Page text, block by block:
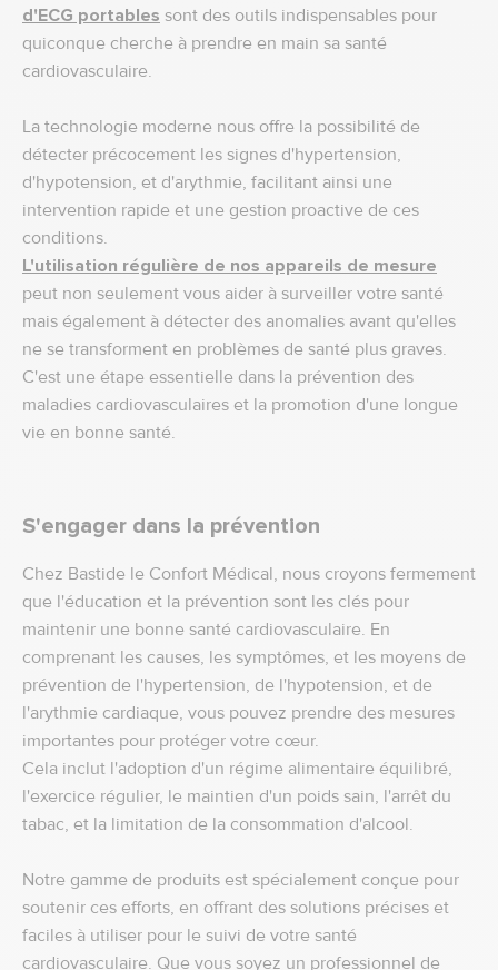
d'ECG portables sont des outils indispensables pour
quiconque cherche à prendre en main sa santé
cardiovasculaire.
La technologie moderne nous offre la possibilité de
détecter précocement les signes d'hypertension,
d'hypotension, et d'arythmie, facilitant ainsi une
intervention rapide et une gestion proactive de ces
conditions.
L'utilisation régulière de nos appareils de mesure
peut non seulement vous aider à surveiller votre santé
mais également à détecter des anomalies avant qu'elles
ne se transforment en problèmes de santé plus graves.
C'est une étape essentielle dans la prévention des
maladies cardiovasculaires et la promotion d'une longue
vie en bonne santé.
S'engager dans la prévention
Chez Bastide le Confort Médical, nous croyons fermement
que l'éducation et la prévention sont les clés pour
maintenir une bonne santé cardiovasculaire. En
comprenant les causes, les symptômes, et les moyens de
prévention de l'hypertension, de l'hypotension, et de
l'arythmie cardiaque, vous pouvez prendre des mesures
importantes pour protéger votre cœur.
Cela inclut l'adoption d'un régime alimentaire équilibré,
l'exercice régulier, le maintien d'un poids sain, l'arrêt du
tabac, et la limitation de la consommation d'alcool.
Notre gamme de produits est spécialement conçue pour
soutenir ces efforts, en offrant des solutions précises et
faciles à utiliser pour le suivi de votre santé
cardiovasculaire. Que vous soyez un professionnel de